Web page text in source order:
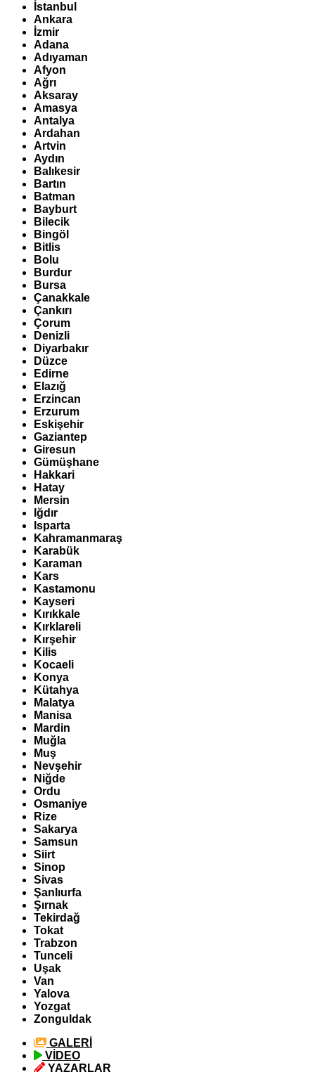
İstanbul
Ankara
İzmir
Adana
Adıyaman
Afyon
Ağrı
Aksaray
Amasya
Antalya
Ardahan
Artvin
Aydın
Balıkesir
Bartın
Batman
Bayburt
Bilecik
Bingöl
Bitlis
Bolu
Burdur
Bursa
Çanakkale
Çankırı
Çorum
Denizli
Diyarbakır
Düzce
Edirne
Elazığ
Erzincan
Erzurum
Eskişehir
Gaziantep
Giresun
Gümüşhane
Hakkari
Hatay
Mersin
Iğdır
Isparta
Kahramanmaraş
Karabük
Karaman
Kars
Kastamonu
Kayseri
Kırıkkale
Kırklareli
Kırşehir
Kilis
Kocaeli
Konya
Kütahya
Malatya
Manisa
Mardin
Muğla
Muş
Nevşehir
Niğde
Ordu
Osmaniye
Rize
Sakarya
Samsun
Siirt
Sinop
Sivas
Şanlıurfa
Şırnak
Tekirdağ
Tokat
Trabzon
Tunceli
Uşak
Van
Yalova
Yozgat
Zonguldak
GALERİ
VİDEO
YAZARLAR